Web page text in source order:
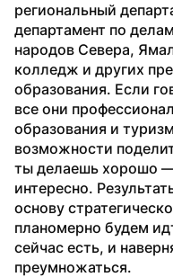
региональный
департамент по
народов Севера,
колледж и других
образования. Если
все они
образования и
возможности
ты делаешь хорошо
интересно.
основу
планомерно будем
сейчас есть, и
преумножаться.